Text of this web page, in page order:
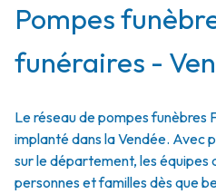
Pompes
funéraires -
Le réseau de pompes funèbres
implanté dans la Vendée. Avec
sur le département, les équipes
personnes et familles dès que